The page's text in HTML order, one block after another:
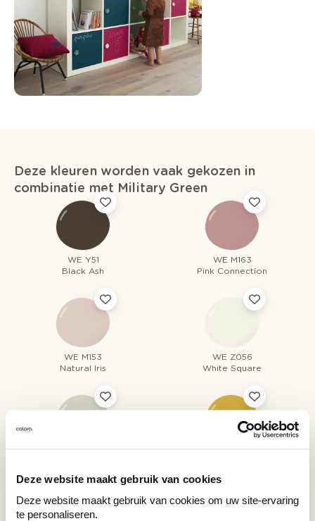
Deze website maakt gebruik van cookies
Deze website maakt gebruik van cookies om uw site-ervaring
te personaliseren.
Deze kleuren worden vaak gekozen in
combinatie met Military Green
WE Y51
Black Ash
WE M163
Pink Connection
WE M153
Natural Iris
WE Z056
White Square